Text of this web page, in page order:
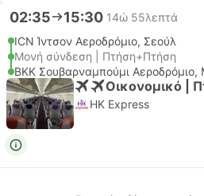
02:35 15:30 14ώ 55λεπτά
ICN Ίντσον Αεροδρόμιο, Σεούλ
Μονή σύνδεση | Πτήση+Πτήση
BKK Σουβαρναμπούμι
Οικονομικό |
HK Express